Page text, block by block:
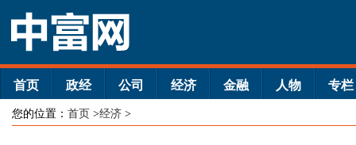
首页 政经 公司 经济 金融 人物 专栏
您的位置： 首页 >经济 >